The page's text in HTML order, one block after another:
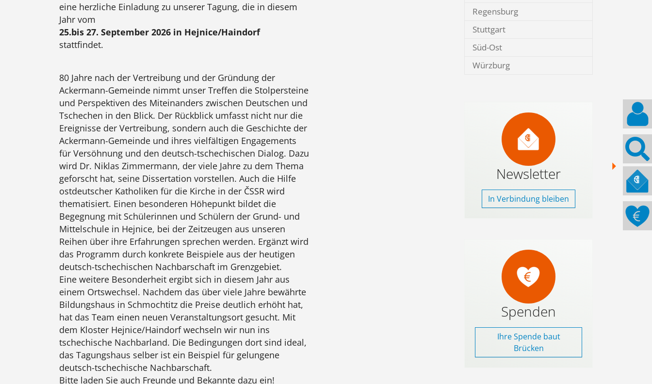
eine herzliche Einladung zu unserer Tagung, die in diesem
Jahr vom
25.bis 27. September 2026 in Hejnice/Haindorf
stattfindet.
80 Jahre nach der Vertreibung und der Gründung der
Ackermann-Gemeinde nimmt unser Treffen die Stolpersteine
und Perspektiven des Miteinanders zwischen Deutschen und
Tschechen in den Blick. Der Rückblick umfasst nicht nur die
Ereignisse der Vertreibung, sondern auch die Geschichte der
Ackermann-Gemeinde und ihres vielfältigen Engagements
für Versöhnung und den deutsch-tschechischen Dialog. Dazu
wird Dr. Niklas Zimmermann, der viele Jahre zu dem Thema
geforscht hat, seine Dissertation vorstellen. Auch die Hilfe
ostdeutscher Katholiken für die Kirche in der ČSSR wird
thematisiert. Einen besonderen Höhepunkt bildet die
Begegnung mit Schülerinnen und Schülern der Grund- und
Mittelschule in Hejnice, bei der Zeitzeugen aus unseren
Reihen über ihre Erfahrungen sprechen werden. Ergänzt wird
das Programm durch konkrete Beispiele aus der heutigen
deutsch-tschechischen Nachbarschaft im Grenzgebiet.
Eine weitere Besonderheit ergibt sich in diesem Jahr aus
einem Ortswechsel. Nachdem das über viele Jahre bewährte
Bildungshaus in Schmochtitz die Preise deutlich erhöht hat,
hat das Team einen neuen Veranstaltungsort gesucht. Mit
dem Kloster Hejnice/Haindorf wechseln wir nun ins
tschechische Nachbarland. Die Bedingungen dort sind ideal,
das Tagungshaus selber ist ein Beispiel für gelungene
deutsch-tschechische Nachbarschaft.
Bitte laden Sie auch Freunde und Bekannte dazu ein!
Regensburg
Stuttgart
Süd-Ost
Würzburg
Newsletter
In Verbindung bleiben
Spenden
Ihre Spende baut
Brücken